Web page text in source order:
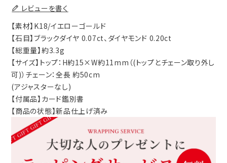
レビューを書く
【素材】K18/イエローゴールド
【石目】ブラックダイヤ 0.07ct、ダイヤモンド 0.20ct
【総重量】約3.3g
【サイズ】トップ：H約15×W約11mm（(トップとチェーン取り外し
可)）チェーン：全長 約50cm
(アジャスターなし)
【付属品】カード鑑別書
【商品の状態】新品仕上げ済み